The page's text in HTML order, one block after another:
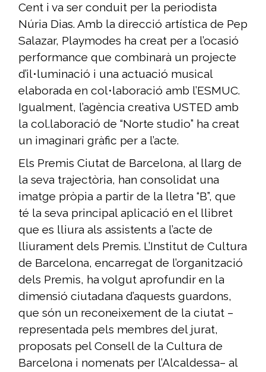
Cent i va ser conduit per la periodista
Núria Dias. Amb la direcció artística de Pep
Salazar, Playmodes ha creat per a l’ocasió
performance que combinarà un projecte
d’il•luminació i una actuació musical
elaborada en col•laboració amb l’ESMUC.
Igualment, l’agència creativa USTED amb
la col.laboració de “Norte studio” ha creat
un imaginari gràfic per a l’acte.
Els Premis Ciutat de Barcelona, al llarg de
la seva trajectòria, han consolidat una
imatge pròpia a partir de la lletra “B”, que
té la seva principal aplicació en el llibret
que es lliura als assistents a l’acte de
lliurament dels Premis. L’Institut de Cultura
de Barcelona, encarregat de l’organització
dels Premis, ha volgut aprofundir en la
dimensió ciutadana d’aquests guardons,
que són un reconeixement de la ciutat –
representada pels membres del jurat,
proposats pel Consell de la Cultura de
Barcelona i nomenats per l’Alcaldessa– al